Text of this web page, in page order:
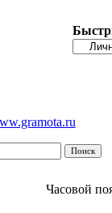
Часовой